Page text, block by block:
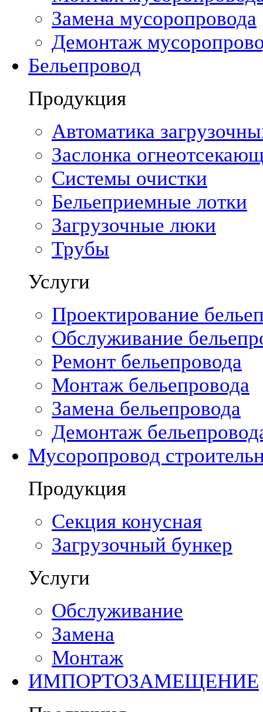
Замена мусоропровода
Демонтаж
Бельепровод
Продукция
Автоматика
Заслонка
Системы очистки
Бельеприемные лотки
Загрузочные люки
Трубы
Услуги
Проектирование
Обслуживание
Ремонт бельепровода
Монтаж бельепровода
Замена бельепровода
Демонтаж
Мусоропровод
Продукция
Секция конусная
Загрузочный бункер
Услуги
Обслуживание
Замена
Монтаж
ИМПОРТОЗАМЕЩЕНИЕ